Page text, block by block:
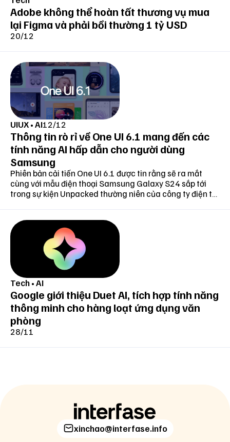
Adobe không thể hoàn tất thương vụ mua
lại Figma và phải bồi thường 1 tỷ USD
20/12
UIUX•AI12/12
Thông tin rò rỉ về One UI 6.1 mang đến các
tính năng AI hấp dẫn cho người dùng
Samsung
Phiên bản cải tiến One UI 6.1 được tin rằng sẽ ra mắt
cùng với mẫu điện thoại Samsung Galaxy S24 sắp tới
trong sự kiện Unpacked thường niên của công ty điện tử
Tech•AI
Google giới thiệu Duet AI, tích hợp tính năng
thông minh cho hàng loạt ứng dụng văn
phòng
28/11
xinchao@interfase.info